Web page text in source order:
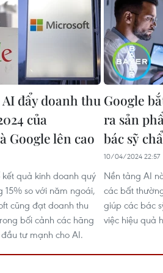
AI đẩy doanh thu
của
Google lên cao
quả kinh doanh quý
15% so với năm ngoái,
cũng đạt doanh thu
bối cảnh các hãng
tư mạnh cho AI.
Google
ra sản
bác sỹ
10/04/2024 22:57
Nền tảng AI
các bất
giúp các bác
việc hiệu quả